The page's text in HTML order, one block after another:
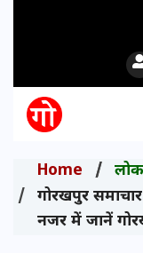
Home
गोरखपुर
नजर में जानें